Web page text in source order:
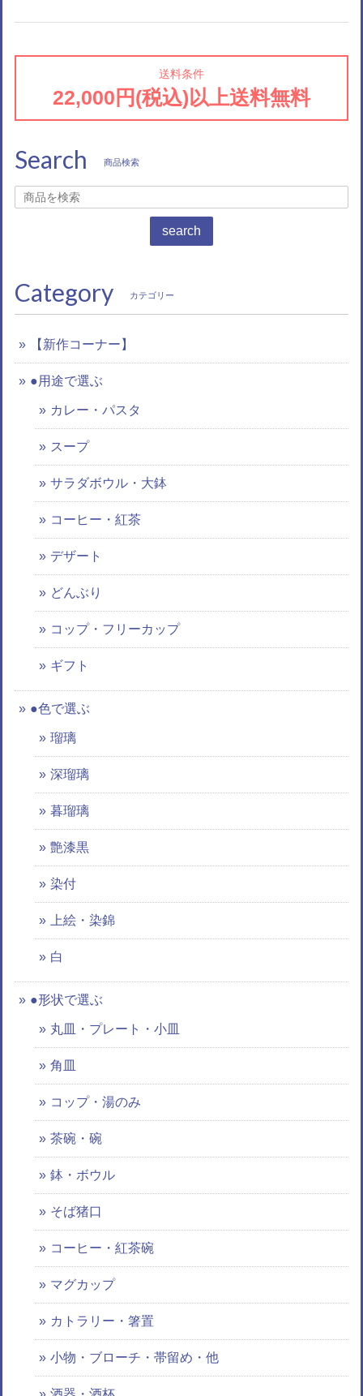
送料条件
22,000円(税込)以上送料無料
Search 商品検索
search
Category カテゴリー
【新作コーナー】
●用途で選ぶ
カレー・パスタ
スープ
サラダボウル・大鉢
コーヒー・紅茶
デザート
どんぶり
コップ・フリーカップ
ギフト
●色で選ぶ
瑠璃
深瑠璃
暮瑠璃
艶漆黒
染付
上絵・染錦
白
●形状で選ぶ
丸皿・プレート・小皿
角皿
コップ・湯のみ
茶碗・碗
鉢・ボウル
そば猪口
コーヒー・紅茶碗
マグカップ
カトラリー・箸置
小物・ブローチ・帯留め・他